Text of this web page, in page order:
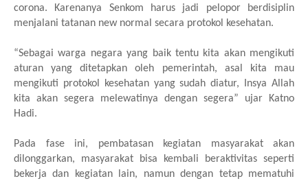
corona. Karenanya Senkom harus jadi pelopor berdisiplin
menjalani tatanan new normal secara protokol kesehatan.
“Sebagai warga negara yang baik tentu kita akan mengikuti
aturan yang ditetapkan oleh pemerintah, asal kita mau
mengikuti protokol kesehatan yang sudah diatur, Insya Allah
kita akan segera melewatinya dengan segera” ujar Katno
Hadi.
Pada fase ini, pembatasan kegiatan masyarakat akan
dilonggarkan, masyarakat bisa kembali beraktivitas seperti
bekerja dan kegiatan lain, namun dengan tetap mematuhi